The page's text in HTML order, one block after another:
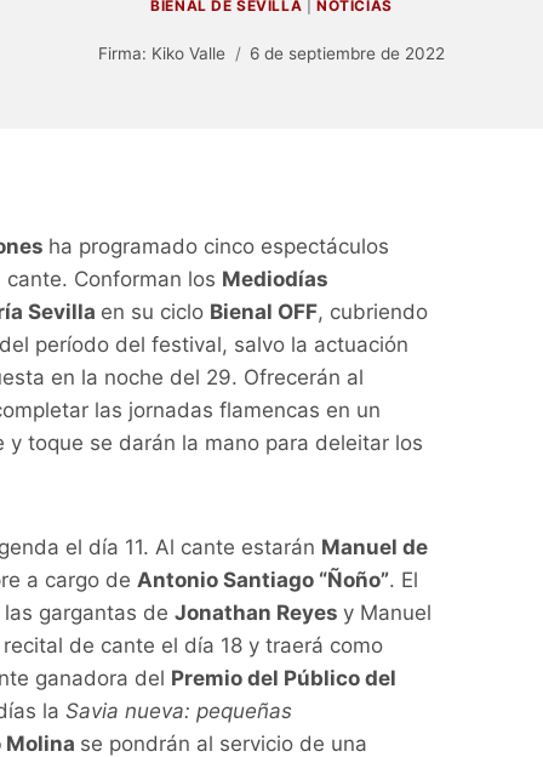
BIENAL DE SEVILLA NOTICIAS
Firma: Kiko Valle 6 de septiembre de 2022
ha programado cinco espectáculos
Conforman los Mediodías
Sevilla en su ciclo Bienal OFF, cubriendo
período del festival, salvo la actuación
en la noche del 29. Ofrecerán al
las jornadas flamencas en un
toque se darán la mano para deleitar los
el día 11. Al cante estarán Manuel de
a cargo de Antonio Santiago “Ñoño”. El
gargantas de Jonathan Reyes y Manuel
de cante el día 18 y traerá como
ganadora del Premio del Público del
la Savia nueva: pequeñas
Molina se pondrán al servicio de una